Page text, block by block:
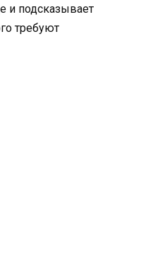
и подсказывает
требуют